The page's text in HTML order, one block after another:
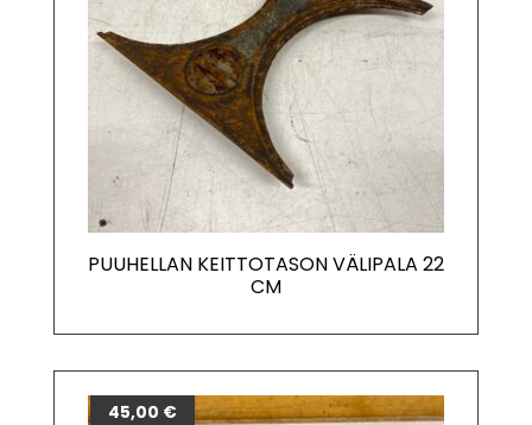
PUUHELLAN KEITTOTASON VÄLIPALA 22
CM
45,00 €